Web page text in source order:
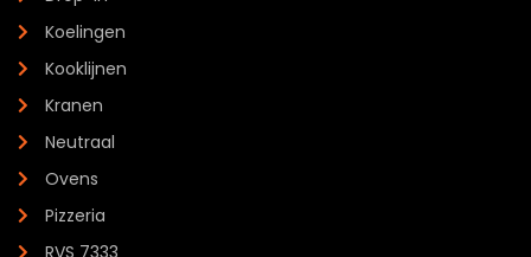
Koelingen
Kooklijnen
Kranen
Neutraal
Ovens
Pizzeria
RVS 7333